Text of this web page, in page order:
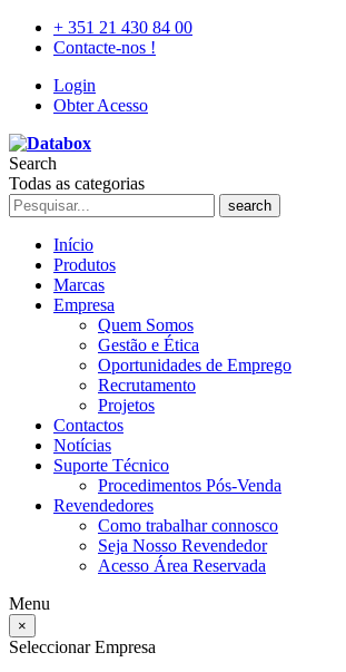
+ 351 21 430 84 00
Contacte-nos !
Login
Obter Acesso
Search
Todas as categorias
search
Início
Produtos
Marcas
Empresa
Quem Somos
Gestão e Ética
Oportunidades de Emprego
Recrutamento
Projetos
Contactos
Notícias
Suporte Técnico
Procedimentos Pós-Venda
Revendedores
Como trabalhar connosco
Seja Nosso Revendedor
Acesso Área Reservada
Menu
×
Seleccionar Empresa